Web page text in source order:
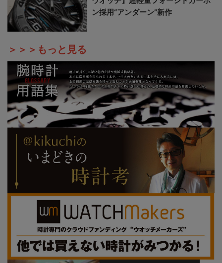
ン採用“アンダーン”新作
＞＞＞もっと見る